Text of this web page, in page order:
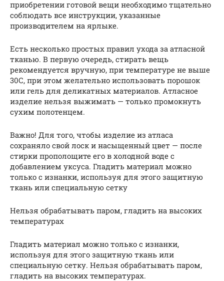
приобретении готовой вещи необходимо тщательно
соблюдать все инструкции, указанные
производителем на ярлыке.
Есть несколько простых правил ухода за атласной
тканью. В первую очередь, стирать вещь
рекомендуется вручную, при температуре не выше
30С, при этом желательно использовать порошок
или гель для деликатных материалов. Атласное
изделие нельзя выжимать — только промокнуть
сухим полотенцем.
Важно! Для того, чтобы изделие из атласа
сохраняло свой лоск и насыщенный цвет — после
стирки прополощите его в холодной воде с
добавлением уксуса. Гладить материал можно
только с изнанки, используя для этого защитную
ткань или специальную сетку
Нельзя обрабатывать паром, гладить на высоких
температурах
Гладить материал можно только с изнанки,
используя для этого защитную ткань или
специальную сетку. Нельзя обрабатывать паром,
гладить на высоких температурах.